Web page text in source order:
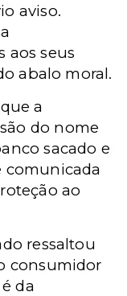
aviso.
aos seus
abalo moral.
a
do nome
sacado e
comunicada
ao
ressaltou
consumidor
da